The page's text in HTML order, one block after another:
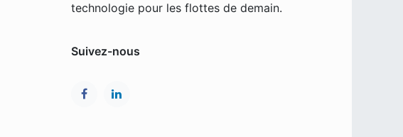
technologie pour les flottes de demain.
Suivez-nous